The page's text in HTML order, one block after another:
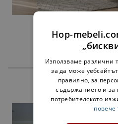
779,00 €
Hop-
Използваме различни
за да може
правилно, за
съдържанието и за
потребителското
повече